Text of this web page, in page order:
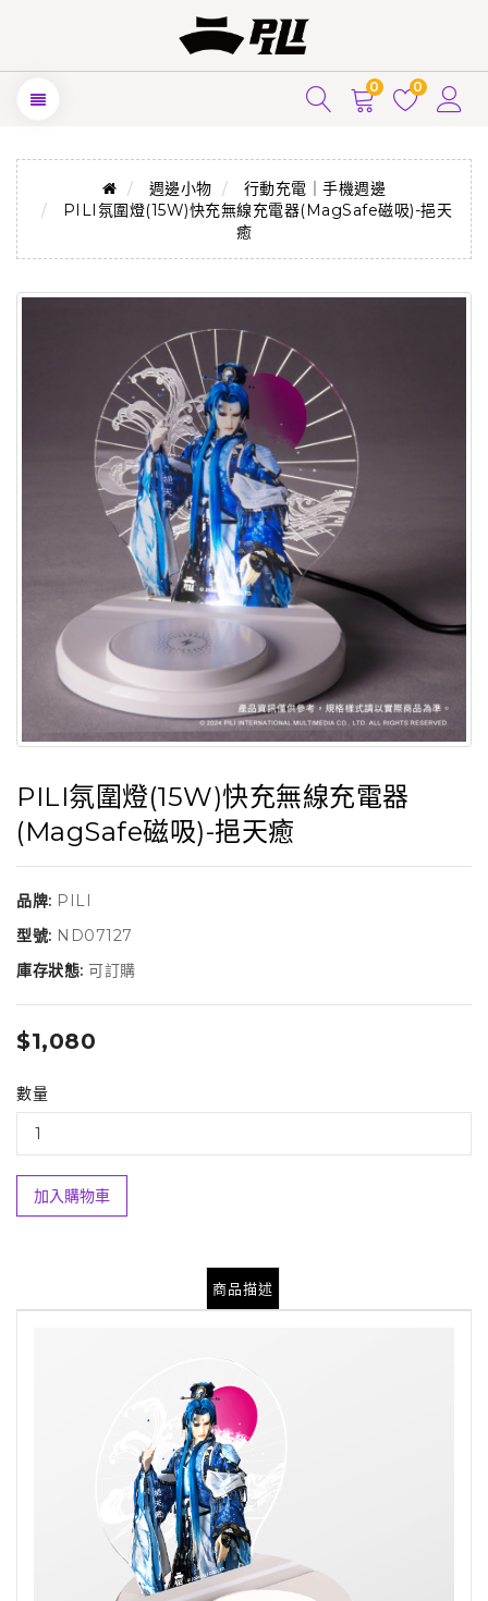
0 0
週邊小物
行動充電｜手機週邊
PILI氛圍燈(15W)快充無線充電器(MagSafe磁吸)-挹天
癒
PILI氛圍燈(15W)快充無線充電器
(MagSafe磁吸)-挹天癒
品牌: PILI
型號: ND07127
庫存狀態: 可訂購
$1,080
數量
加入購物車
商品描述